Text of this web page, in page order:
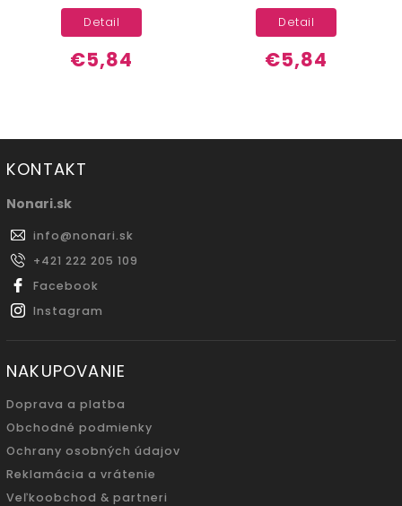
€5,84
Detail
€5,84
Detail
KONTAKT
Nonari.sk
info@nonari.sk
+421 222 205 109
Facebook
Instagram
NAKUPOVANIE
Doprava a platba
Obchodné podmienky
Ochrany osobných údajov
Reklamácia a vrátenie
Veľkoobchod & partneri